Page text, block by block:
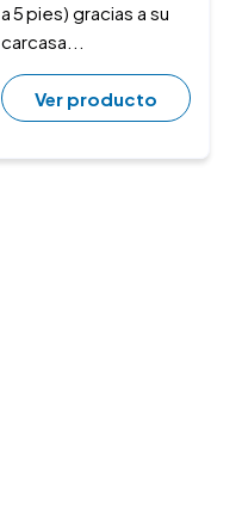
a 5 pies) gracias a su
carcasa...
Ver producto